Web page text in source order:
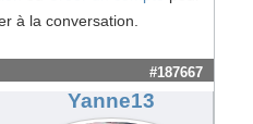
à la conversation.
#187667
Yanne13